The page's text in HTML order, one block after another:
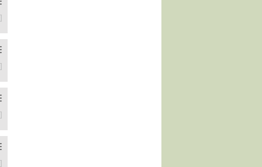
onlar da bir belge yazmış x vergi dairesine işte bu ev
tane 8 kg var o tamam, normal kabin bagajı. Ben bir de sırt
şişlik de baya inmişti ama hala biraz vardi. Ben zaten spor
yürümek.Şimdi baktım yurtdışı uçağı ile yurtiçi uçağı